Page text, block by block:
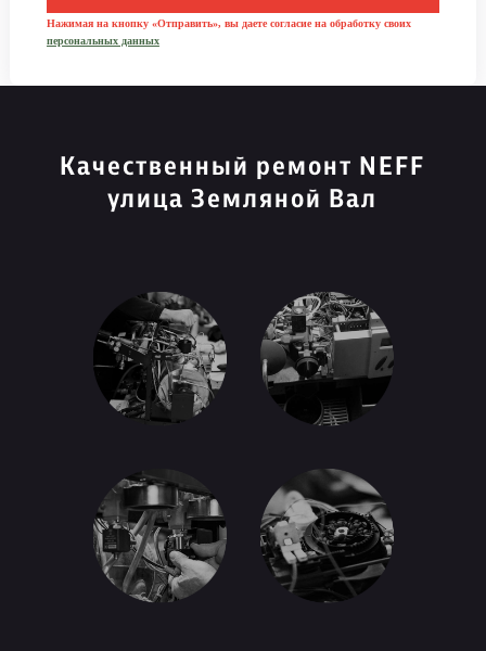
Нажимая на кнопку «Отправить», вы даете согласие на обработку своих
персональных данных
Качественный ремонт NEFF
улица Земляной Вал